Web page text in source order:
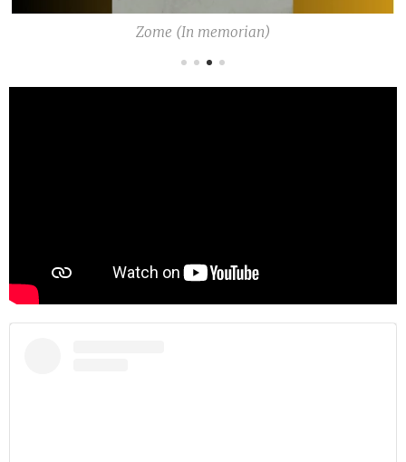
Zome (In memorian)